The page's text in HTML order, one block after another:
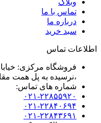
تماس با ما
درباره ما
سبد خرید
اطلاعات تماس
فروشگاه مرکزی:
،نرسیده به پل همت
شماره های تماس:
۰۲۱-۲۲۸۵۵۹۲۰
۰۲۱-۲۲۸۴۰۶۹۴
۰۲۱-۲۲۸۴۳۶۹۱